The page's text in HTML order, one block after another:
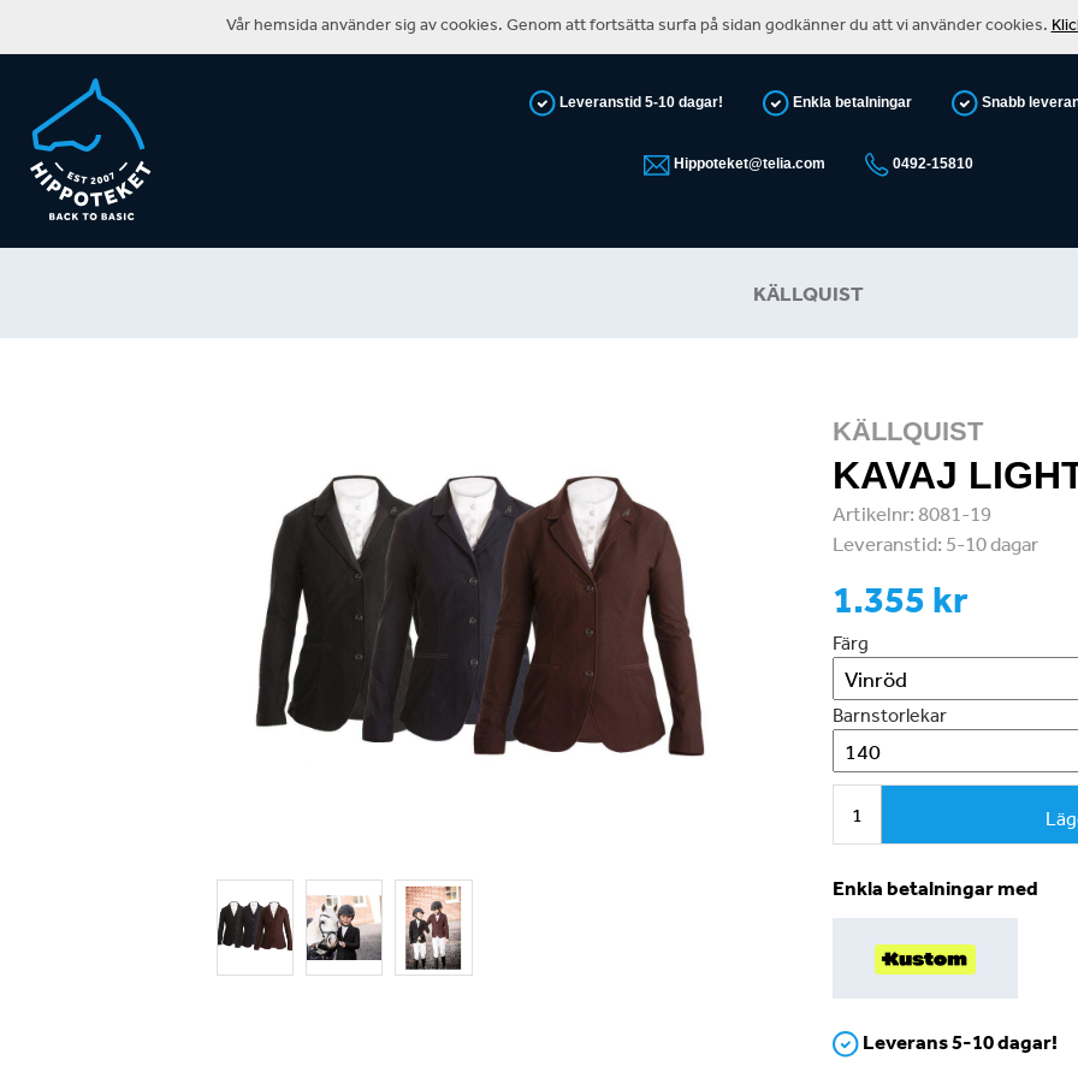
Leveranstid 5-10 dagar! Enkla betalningar Snabb
Hippoteket@telia.com 0492-15810
KÄLLQUIST
KÄLLQUIST
KAVAJ
Artikelnr: 8081-19
Leveranstid: 5-10 dagar
1.355 kr
Färg
Barnstorlekar
Enkla betalningar med
Leverans 5-10 dagar!
Vår hemsida använder sig av cookies. Genom att fortsätta surfa på sidan godkänner du att vi använder cookies.